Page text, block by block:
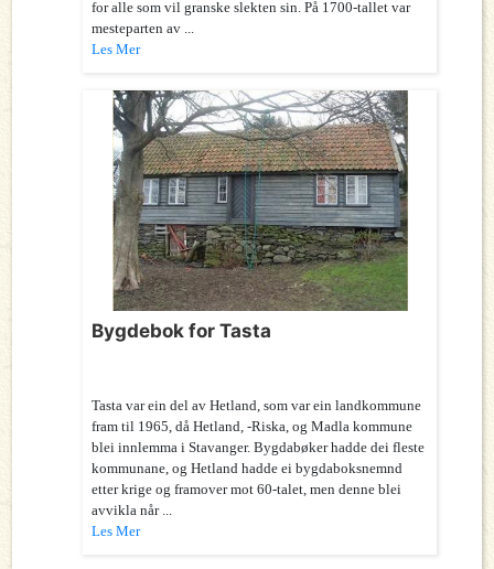
for alle som vil granske slekten sin. På 1700-tallet var
mesteparten av ...
Les Mer
Bygdebok for Tasta
Tasta var ein del av Hetland, som var ein landkommune
fram til 1965, då Hetland, -Riska, og Madla kommune
blei innlemma i Stavanger. Bygdabøker hadde dei fleste
kommunane, og Hetland hadde ei bygdaboksnemnd
etter krige og framover mot 60-talet, men denne blei
avvikla når ...
Les Mer